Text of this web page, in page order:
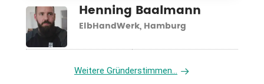
Henning Baalmann
ElbHandWerk, Hamburg
Weitere Gründerstimmen...